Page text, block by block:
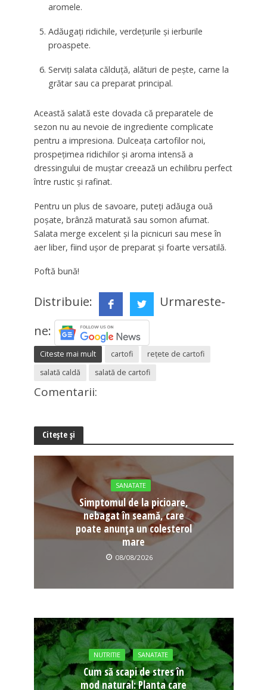
aromele.
Adăugați ridichile, verdețurile și ierburile
proaspete.
Serviți salata călduță, alături de pește, carne la
grătar sau ca preparat principal.
Această salată este dovada că preparatele de
sezon nu au nevoie de ingrediente complicate
pentru a impresiona. Dulceața cartofilor noi,
prospețimea ridichilor și aroma intensă a
dressingului de muștar creează un echilibru perfect
între rustic și rafinat.
Pentru un plus de savoare, puteți adăuga ouă
poșate, brânză maturată sau somon afumat.
Salata merge excelent și la picnicuri sau mese în
aer liber, fiind ușor de preparat și foarte versatilă.
Poftă bună!
Distribuie:
Urmareste-
ne:
Citeste mai mult cartofi
rețete de cartofi
salată caldă
salată de cartofi
Comentarii:
Citește și
SANATATE
Simptomul de la picioare,
nebagat în seamă, care
poate anunța un colesterol
mare
08/08/2026
NUTRITIE SANATATE
Cum să scapi de stres în
mod natural: Planta care